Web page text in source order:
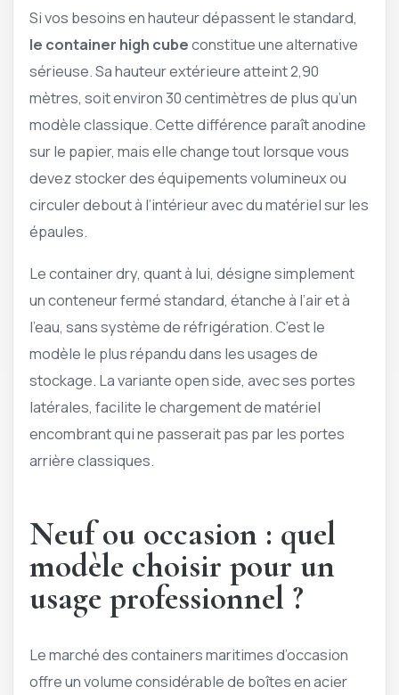
Si vos besoins en hauteur dépassent le standard,
le container high cubeconstitue une alternative
sérieuse. Sa hauteur extérieure atteint 2,90
mètres, soit environ 30 centimètres de plus qu’un
modèle classique. Cette différence paraît anodine
sur le papier, mais elle change tout lorsque vous
devez stocker des équipements volumineux ou
circuler debout à l’intérieur avec du matériel sur les
épaules.
Le container dry, quant à lui, désigne simplement
un conteneur fermé standard, étanche à l’air et à
l’eau, sans système de réfrigération. C’est le
modèle le plus répandu dans les usages de
stockage. La variante open side, avec ses portes
latérales, facilite le chargement de matériel
encombrant qui ne passerait pas par les portes
arrière classiques.
Neuf ou occasion : quel
modèle choisir pour un
usage professionnel ?
Le marché des containers maritimes d’occasion
offre un volume considérable de boîtes en acier